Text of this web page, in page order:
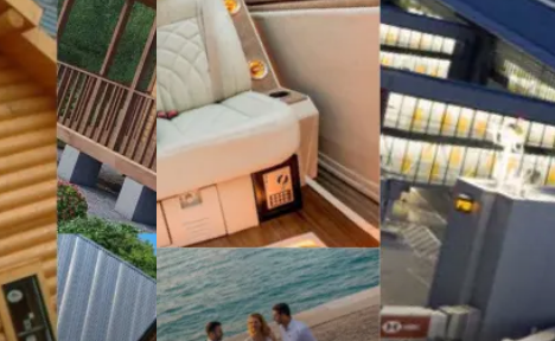
çiçek İnternet
Tarım &
Hayvancılık
Endüstriyel
Ürünler